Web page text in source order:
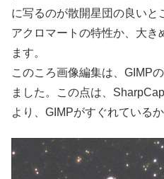
に写るのが散開星団の良いと
アクロマートの特性か、大き
ます。
このころ画像編集は、GIMP
ました。この点は、
より、GIMPがすぐれている